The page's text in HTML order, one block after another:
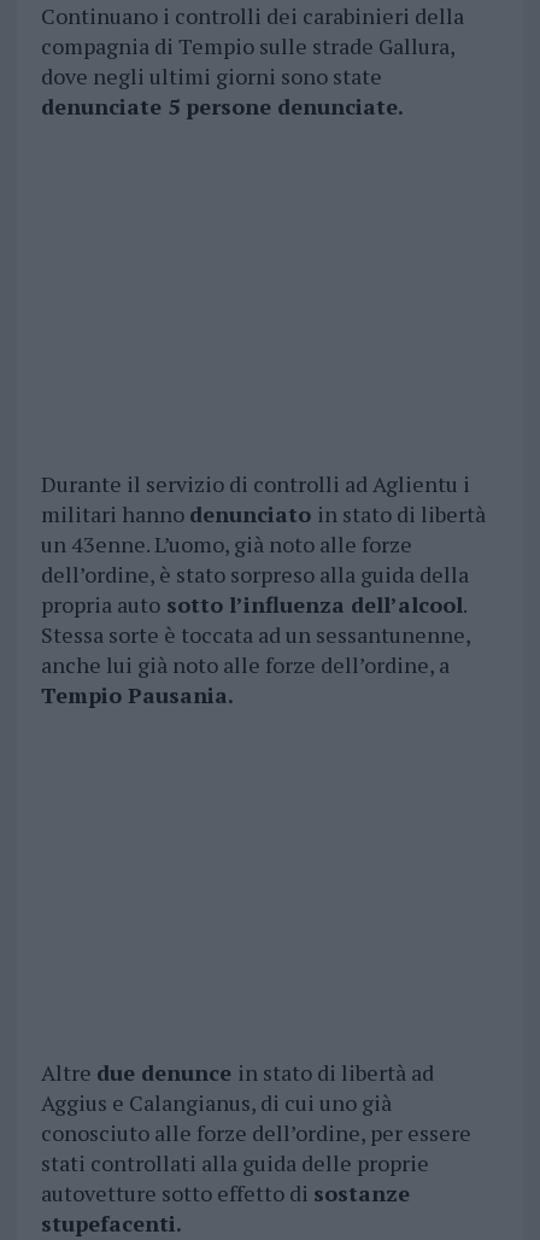
Continuano i controlli dei carabinieri della
compagnia di Tempio sulle strade Gallura,
dove negli ultimi giorni sono state
denunciate 5 persone denunciate.
Durante il servizio di controlli ad Aglientu i
militari hanno denunciato in stato di libertà
un 43enne. L’uomo, già noto alle forze
dell’ordine, è stato sorpreso alla guida della
propria autosotto l’influenza dell’alcool.
Stessa sorte è toccata ad un sessantunenne,
anche lui già noto alle forze dell’ordine, a
Tempio Pausania.
Altre due denunce in stato di libertà ad
Aggius e Calangianus, di cui uno già
conosciuto alle forze dell’ordine, per essere
stati controllati alla guida delle proprie
autovetture sotto effetto di sostanze
stupefacenti.